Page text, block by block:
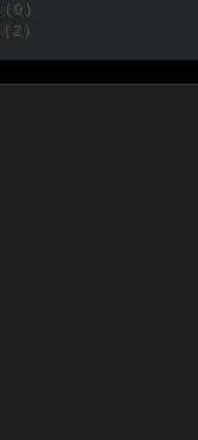
( 0 )
( 2 )